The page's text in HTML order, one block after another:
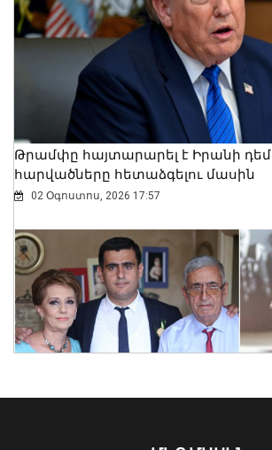
Ինչպե՞ս է շոգն ազդում սրտի վրա և
ինչպես պաշտպանվել. ԱՆ-ի
խորհուրդները
05 Օգոստոս, 2026 23:17
Թրամփը հայտարարել է Իրանի դեմ
հարվածները հետաձգելու մասին
02 Օգոստոս, 2026 17:57